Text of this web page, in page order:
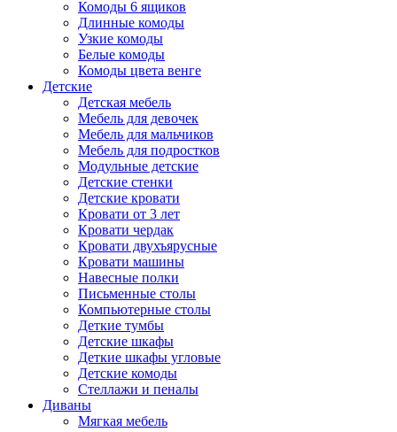
Комоды 6 ящиков
Длинные комоды
Узкие комоды
Белые комоды
Комоды цвета венге
Детские
Детская мебель
Мебель для девочек
Мебель для мальчиков
Мебель для подростков
Модульные детские
Детские стенки
Детские кровати
Кровати от 3 лет
Кровати чердак
Кровати двухъярусные
Кровати машины
Навесные полки
Письменные столы
Компьютерные столы
Деткие тумбы
Детские шкафы
Деткие шкафы угловые
Детские комоды
Стеллажи и пеналы
Диваны
Мягкая мебель